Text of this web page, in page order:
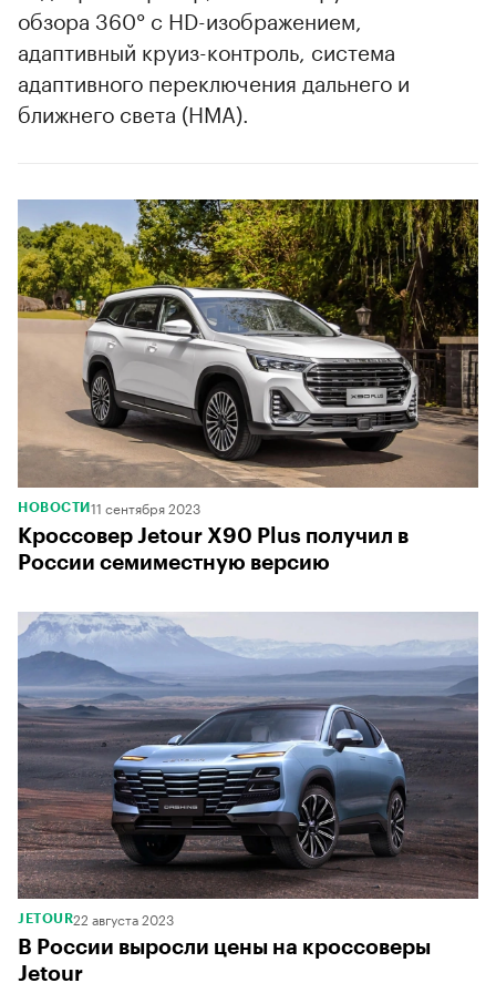
обзора 360° с HD-изображением,
адаптивный круиз-контроль, система
адаптивного переключения дальнего и
ближнего света (HMA).
НОВОСТИ 11 сентября 2023
Кроссовер Jetour X90 Plus получил в
России семиместную версию
JETOUR22 августа 2023
В России выросли цены на кроссоверы
Jetour